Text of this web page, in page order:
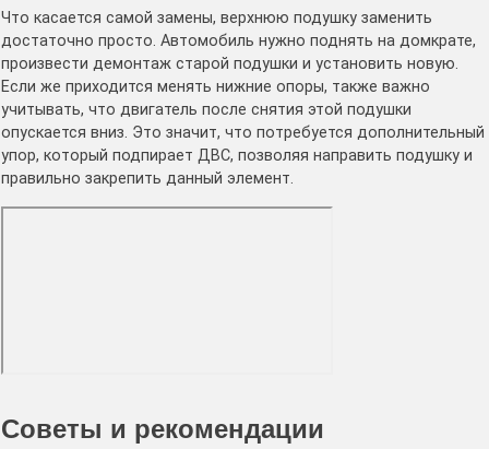
Что касается самой замены, верхнюю подушку заменить
достаточно просто. Автомобиль нужно поднять на домкрате,
произвести демонтаж старой подушки и установить новую.
Если же приходится менять нижние опоры, также важно
учитывать, что двигатель после снятия этой подушки
опускается вниз. Это значит, что потребуется дополнительный
упор, который подпирает ДВС, позволяя направить подушку и
правильно закрепить данный элемент.
Советы и рекомендации